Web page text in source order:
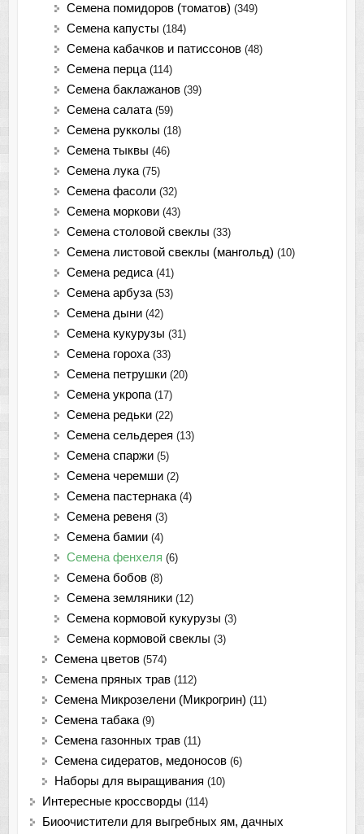
Семена помидоров (томатов) (349)
Семена капусты (184)
Семена кабачков и патиссонов (48)
Семена перца (114)
Семена баклажанов (39)
Семена салата (59)
Семена рукколы (18)
Семена тыквы (46)
Семена лука (75)
Cемена фасоли (32)
Семена моркови (43)
Семена столовой свеклы (33)
Семена листовой свеклы (мангольд) (10)
Семена редиса (41)
Семена арбуза (53)
Семена дыни (42)
Семена кукурузы (31)
Семена гороха (33)
Семена петрушки (20)
Семена укропа (17)
Семена редьки (22)
Семена сельдерея (13)
Семена спаржи (5)
Семена черемши (2)
Семена пастернака (4)
Семена ревеня (3)
Семена бамии (4)
Семена фенхеля (6)
Семена бобов (8)
Семена земляники (12)
Семена кормовой кукурузы (3)
Семена кормовой свеклы (3)
Семена цветов (574)
Семена пряных трав (112)
Семена Микрозелени (Микрогрин) (11)
Семена табака (9)
Семена газонных трав (11)
Семена сидератов, медоносов (6)
Наборы для выращивания (10)
Интересные кроссворды (114)
Биоочистители для выгребных ям, дачных